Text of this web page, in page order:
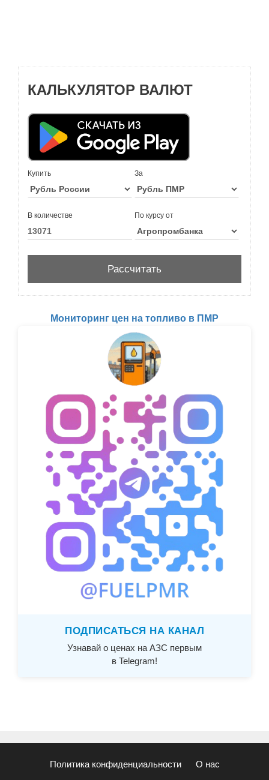
КАЛЬКУЛЯТОР ВАЛЮТ
Купить За
В количестве По курсу от
Мониторинг цен на топливо в ПМР
ПОДПИСАТЬСЯ НА КАНАЛ
Узнавай о ценах на АЗС первым
в Telegram!
Политика конфиденциальности О нас